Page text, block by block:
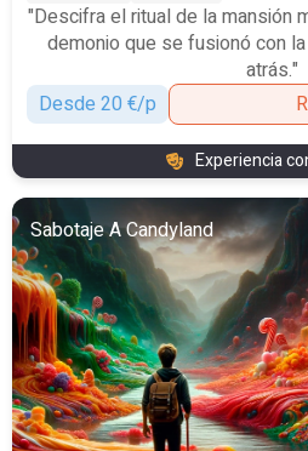
"Descifra el ritual de la mansión
demonio que se fusionó con
atrás."
Desde 20 €/p
Experiencia
Sabotaje A Candyland